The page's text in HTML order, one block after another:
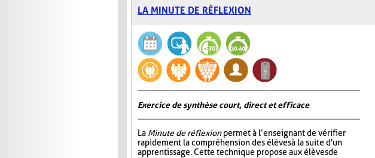
LA MINUTE DE RÉFLEXION
Exercice de synthèse court, direct et efficace
La Minute de réflexionpermet à l’enseignant de vérifier
rapidement la compréhension des élèves à la suite d'un
apprentissage. Cette technique propose aux élèves de